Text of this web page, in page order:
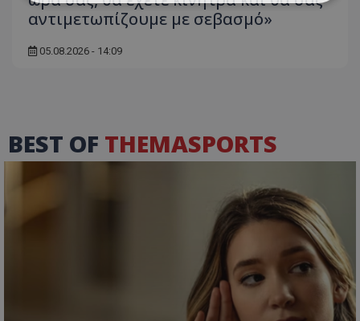
αντιμετωπίζουμε με σεβασμό»
05.08.2026 - 14:09
BEST OF THEMASPORTS